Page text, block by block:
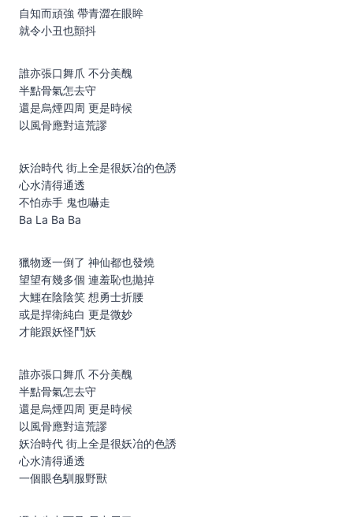
自知而頑強 帶青澀在眼眸
就令小丑也顫抖
誰亦張口舞爪 不分美醜
半點骨氣怎去守
還是烏煙四周 更是時候
以風骨應對這荒謬
妖治時代 街上全是很妖冶的色誘
心水清得通透
不怕赤手 鬼也嚇走
Ba La Ba Ba
獵物逐一倒了 神仙都也發燒
望望有幾多個 連羞恥也拋掉
大鱷在陰陰笑 想勇士折腰
或是捍衛純白 更是微妙
才能跟妖怪鬥妖
誰亦張口舞爪 不分美醜
半點骨氣怎去守
還是烏煙四周 更是時候
以風骨應對這荒謬
妖治時代 街上全是很妖冶的色誘
心水清得通透
一個眼色馴服野獸